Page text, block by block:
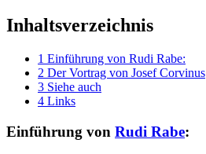
Inhaltsverzeichnis
1 Einführung von Rudi Rabe:
2 Der Vortrag von Josef Corvinus
3 Siehe auch
4 Links
Einführung von Rudi Rabe: